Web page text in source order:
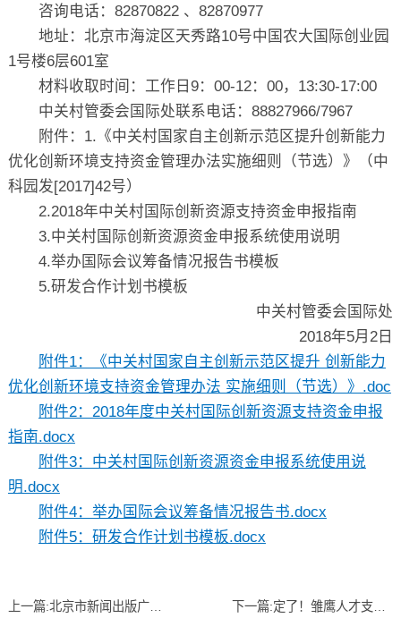
咨询电话：82870822 、82870977
地址：北京市海淀区天秀路10号中国农大国际创业园
1号楼6层601室
材料收取时间：工作日9：00-12：00，13:30-17:00
中关村管委会国际处联系电话：88827966/7967
附件：1.《中关村国家自主创新示范区提升创新能力
优化创新环境支持资金管理办法实施细则（节选）》（中
科园发[2017]42号）
2.2018年中关村国际创新资源支持资金申报指南
3.中关村国际创新资源资金申报系统使用说明
4.举办国际会议筹备情况报告书模板
5.研发合作计划书模板
中关村管委会国际处
2018年5月2日
附件1：《中关村国家自主创新示范区提升 创新能力
优化创新环境支持资金管理办法 实施细则（节选）》.doc
附件2：2018年度中关村国际创新资源支持资金申报
指南.docx
附件3：中关村国际创新资源资金申报系统使用说
明.docx
附件4：举办国际会议筹备情况报告书.docx
附件5：研发合作计划书模板.docx
上一篇: 北京市新闻出版广电局关于印发《北京市提升出版业国际传播力奖励扶持专项资金评审办法（试行）》的通知 下一篇: 定了！雏鹰人才支持资金申报工作即将开始